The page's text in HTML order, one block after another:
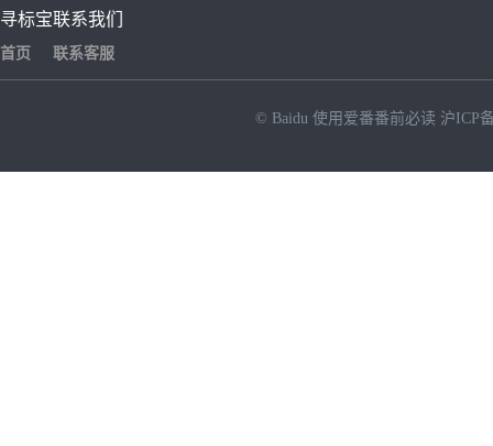
寻标宝
首页
联系我们
联系客服
© Baidu 使用爱番番前必读 沪ICP